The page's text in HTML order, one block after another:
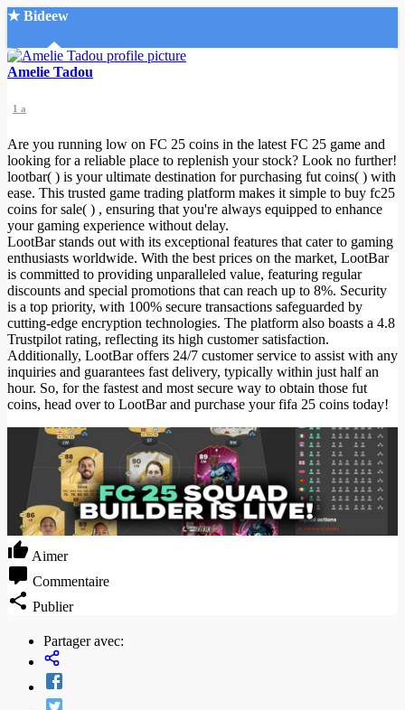
★ Bideew
Accueil
Recherche Avancée
Mon compte
Connexion
Créer un compte
Mode nuit
Amelie Tadou
1 a
Are you running low on FC 25 coins in the latest FC 25 game and
looking for a reliable place to replenish your stock? Look no further!
lootbar( ) is your ultimate destination for purchasing fut coins( ) with
ease. This trusted game trading platform makes it simple to buy fc25
coins for sale( ) , ensuring that you're always equipped to enhance
your gaming experience without delay.
LootBar stands out with its exceptional features that cater to gaming
enthusiasts worldwide. With the best prices on the market, LootBar
is committed to providing unparalleled value, featuring regular
discounts and special promotions that can reach up to 8%. Security
is a top priority, with 100% secure transactions safeguarded by
cutting-edge encryption technologies. The platform also boasts a 4.8
Trustpilot rating, reflecting its high customer satisfaction.
Additionally, LootBar offers 24/7 customer service to assist with any
inquiries and guarantees fast delivery, typically within just half an
hour. So, for the fastest and most secure way to obtain those fut
coins, head over to LootBar and purchase your fifa 25 coins today!
Aimer
Commentaire
Publier
Partager avec: